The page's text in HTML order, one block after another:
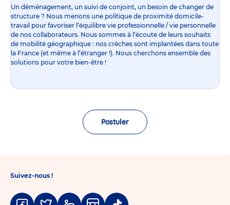
Un déménagement, un suivi de conjoint, un besoin de changer de
structure ? Nous menons une politique de proximité domicile-
travail pour favoriser l’équilibre vie professionnelle / vie personnelle
de nos collaborateurs. Nous sommes à l’écoute de leurs souhaits
de mobilité géographique : nos crèches sont implantées dans toute
la France (et même à l’étranger !). Nous cherchons ensemble des
solutions pour votre bien-être !
Postuler
Suivez-nous !